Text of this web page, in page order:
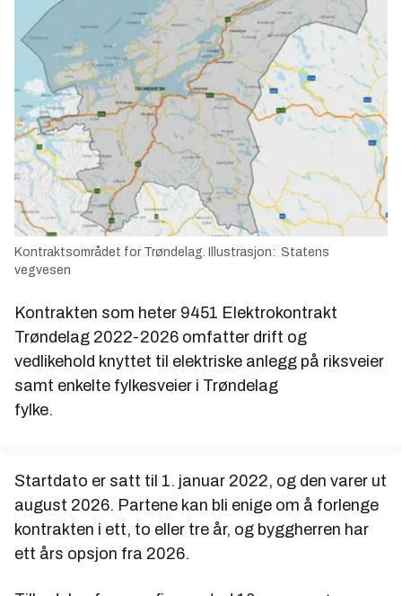
Kontraktsområdet for Trøndelag. Illustrasjon: Statens
vegvesen
Kontrakten som heter 9451 Elektrokontrakt
Trøndelag 2022-2026 omfatter drift og
vedlikehold knyttet til elektriske anlegg på riksveier
samt enkelte fylkesveier i Trøndelag
fylke.
Startdato er satt til 1. januar 2022, og den varer ut
august 2026. Partene kan bli enige om å forlenge
kontrakten i ett, to eller tre år, og byggherren har
ett års opsjon fra 2026.